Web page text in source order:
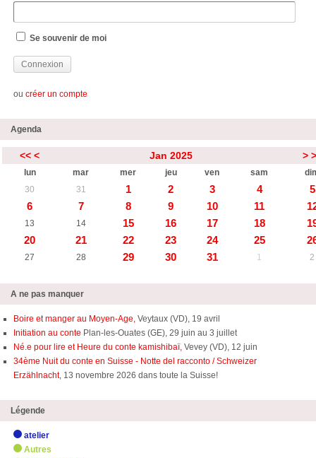
Se souvenir de moi
ou créer un compte
Agenda
<< < Jan 2025 >
lun mar mer jeu ven sam
30
31 1 2 3 4
5
6
7 8 9 10 11
13 14 15 16 17 18
20
21 22 23 24 25
27 28 29 30 31 1 2
A ne pas manquer
Boire et manger au Moyen-Age, Veytaux (VD), 19 avril
Initiation au conte Plan-les-Ouates (GE), 29 juin au 3 juillet
Né.e pour lire et Heure du conte kamishibaï, Vevey (VD), 12 juin
34ème Nuit du conte en Suisse - Notte del racconto / Schweizer
Erzählnacht, 13 novembre 2026 dans toute la Suisse!
Légende
atelier
Autres